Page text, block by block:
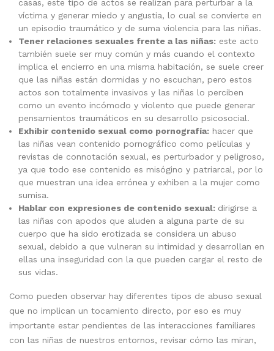
casas, este tipo de actos se realizan para perturbar a la
víctima y generar miedo y angustia, lo cual se convierte en
un episodio traumático y de suma violencia para las niñas.
Tener relaciones sexuales frente a las niñas: este acto
también suele ser muy común y más cuando el contexto
implica el encierro en una misma habitación, se suele creer
que las niñas están dormidas y no escuchan, pero estos
actos son totalmente invasivos y las niñas lo perciben
como un evento incómodo y violento que puede generar
pensamientos traumáticos en su desarrollo psicosocial.
Exhibir contenido sexual como pornografía: hacer que
las niñas vean contenido pornográfico como películas y
revistas de connotación sexual, es perturbador y peligroso,
ya que todo ese contenido es misógino y patriarcal, por lo
que muestran una idea errónea y exhiben a la mujer como
sumisa.
Hablar con expresiones de contenido sexual: dirigirse a
las niñas con apodos que aluden a alguna parte de su
cuerpo que ha sido erotizada se considera un abuso
sexual, debido a que vulneran su intimidad y desarrollan en
ellas una inseguridad con la que pueden cargar el resto de
sus vidas.
Como pueden observar hay diferentes tipos de abuso sexual
que no implican un tocamiento directo, por eso es muy
importante estar pendientes de las interacciones familiares
con las niñas de nuestros entornos, revisar cómo las miran,